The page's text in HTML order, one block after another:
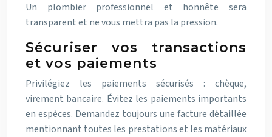
Un plombier professionnel et honnête sera
transparent et ne vous mettra pas la pression.
Sécuriser vos transactions
et vos paiements
Privilégiez les paiements sécurisés : chèque,
virement bancaire. Évitez les paiements importants
en espèces. Demandez toujours une facture détaillée
mentionnant toutes les prestations et les matériaux